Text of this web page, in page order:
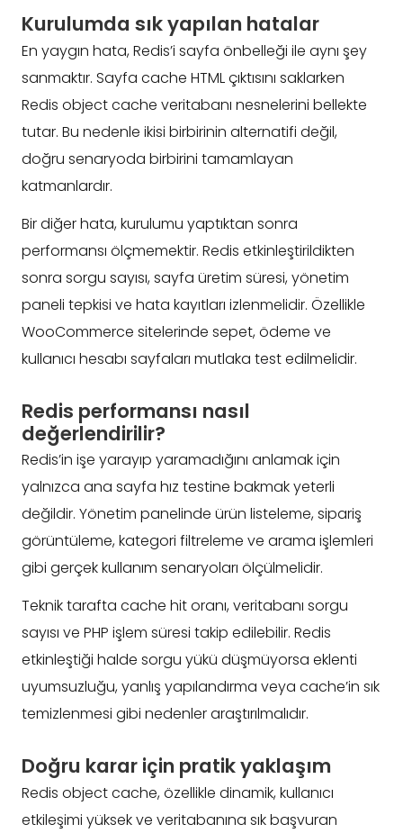
Kurulumda sık yapılan hatalar
En yaygın hata, Redis’i sayfa önbelleği ile aynı şey
sanmaktır. Sayfa cache HTML çıktısını saklarken
Redis object cache veritabanı nesnelerini bellekte
tutar. Bu nedenle ikisi birbirinin alternatifi değil,
doğru senaryoda birbirini tamamlayan
katmanlardır.
Bir diğer hata, kurulumu yaptıktan sonra
performansı ölçmemektir. Redis etkinleştirildikten
sonra sorgu sayısı, sayfa üretim süresi, yönetim
paneli tepkisi ve hata kayıtları izlenmelidir. Özellikle
WooCommerce sitelerinde sepet, ödeme ve
kullanıcı hesabı sayfaları mutlaka test edilmelidir.
Redis performansı nasıl
değerlendirilir?
Redis’in işe yarayıp yaramadığını anlamak için
yalnızca ana sayfa hız testine bakmak yeterli
değildir. Yönetim panelinde ürün listeleme, sipariş
görüntüleme, kategori filtreleme ve arama işlemleri
gibi gerçek kullanım senaryoları ölçülmelidir.
Teknik tarafta cache hit oranı, veritabanı sorgu
sayısı ve PHP işlem süresi takip edilebilir. Redis
etkinleştiği halde sorgu yükü düşmüyorsa eklenti
uyumsuzluğu, yanlış yapılandırma veya cache’in sık
temizlenmesi gibi nedenler araştırılmalıdır.
Doğru karar için pratik yaklaşım
Redis object cache, özellikle dinamik, kullanıcı
etkileşimi yüksek ve veritabanına sık başvuran